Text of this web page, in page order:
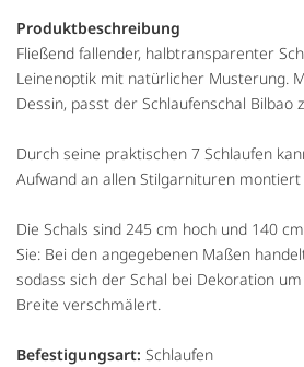
Produktbeschreibung
Fließend fallender, halbtransparenter
Leinenoptik mit natürlicher Musterung.
Dessin, passt der Schlaufenschal Bilbao
Durch seine praktischen 7 Schlaufen
Aufwand an allen Stilgarnituren montiert
Die Schals sind 245 cm hoch und 140
Sie: Bei den angegebenen Maßen
sodass sich der Schal bei Dekoration
Breite verschmälert.
Befestigungsart: Schlaufen